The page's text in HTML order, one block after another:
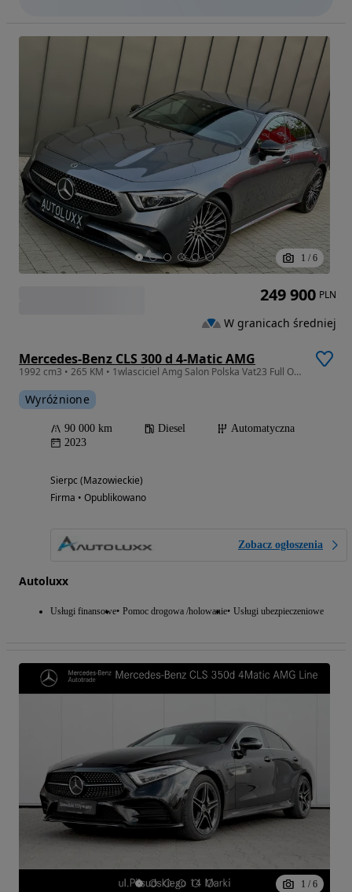
1 / 6
Mercedes-Benz CLS 300 d 4-Matic AMG
1992 cm3 • 265 KM • 1wlasciciel Amg Salon Polska Vat23 Full Opcja
Wyróżnione
90 000 km Diesel
Automatyczna
2023
Sierpc (Mazowieckie)
Firma • Opublikowano
Zobacz ogłoszenia
Autoluxx
Usługi finansowe Pomoc drogowa /holowanie Usługi ubezpieczeniowe
249 900 PLN
W granicach średniej
1 / 6